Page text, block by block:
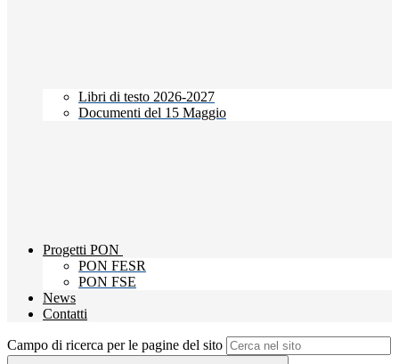
Libri di testo 2026-2027
Documenti del 15 Maggio
Progetti PON
PON FESR
PON FSE
News
Contatti
Campo di ricerca per le pagine del sito